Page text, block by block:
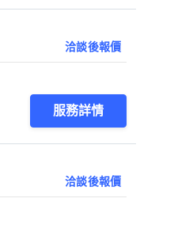
洽談後報價
服務詳情
洽談後報價